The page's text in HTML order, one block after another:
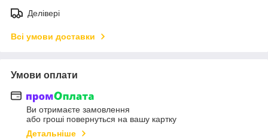
Делівері
Всі умови доставки
Умови оплати
Ви отримаєте замовлення
або гроші повернуться на вашу картку
Детальніше